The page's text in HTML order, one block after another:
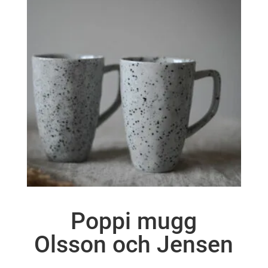
Poppi mugg
Olsson och Jensen